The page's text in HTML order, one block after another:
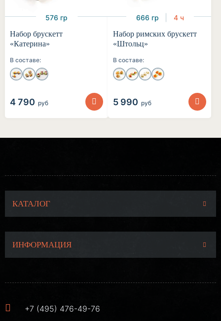
576 гр
Набор брускетт
«Катерина»
В составе:
4 790 руб
666 гр
4 ч
Набор римских брускетт
«Штольц»
В составе:
5 990 руб
КАТАЛОГ
ИНФОРМАЦИЯ
+7 (495) 476-49-76